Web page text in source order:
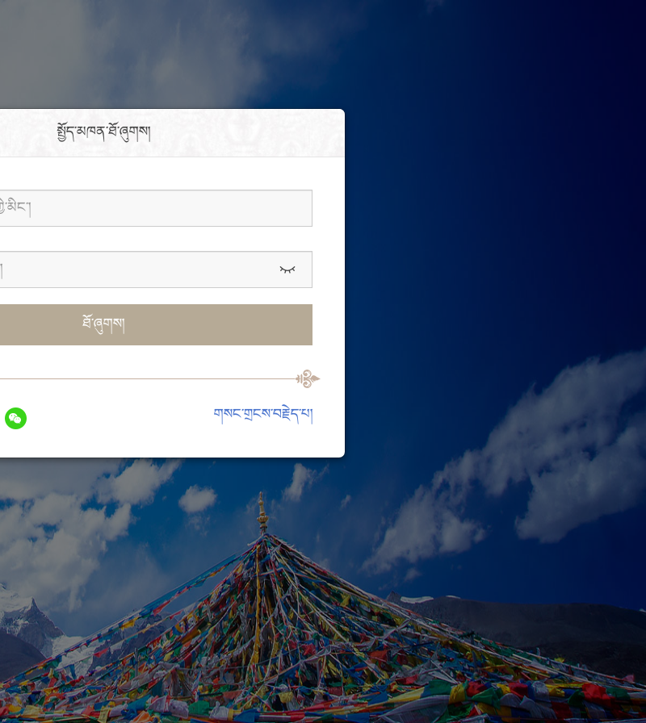
སྤྱོད་མཁན་ཐོ་ཞུགས།
ཐོ་ཞུགས།
གསང་གྲངས་བརྗེད་པ།